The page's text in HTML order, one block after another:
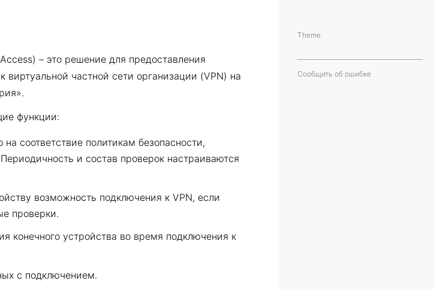
– это решение для предоставления
виртуальной частной сети организации (VPN) на
функции:
соответствие политикам безопасности,
и состав проверок настраиваются
возможность подключения к VPN, если
проверки.
конечного устройства во время подключения к
с подключением.
Theme
Сообщить об ошибке